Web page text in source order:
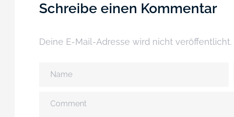
Schreibe einen Kommentar
Deine E-Mail-Adresse wird nicht veröffentlicht.